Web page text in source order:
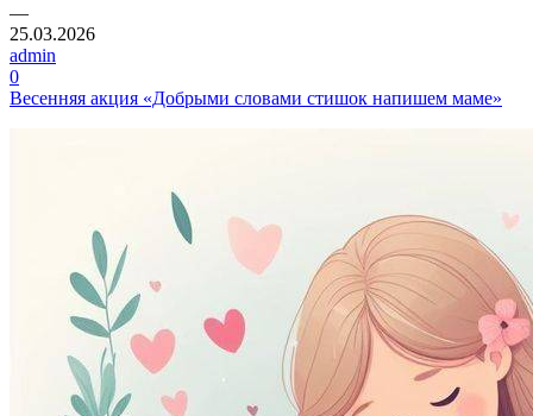
—
25.03.2026
admin
0
Весенняя акция «Добрыми словами стишок напишем маме»